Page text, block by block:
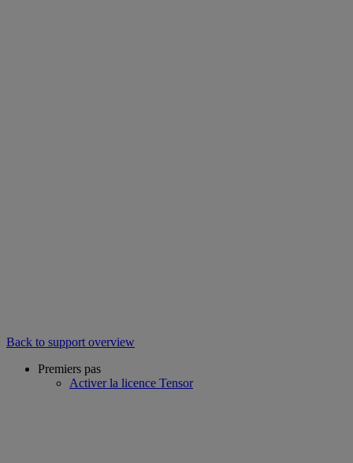
Back to support overview
Premiers pas
Activer la licence Tensor